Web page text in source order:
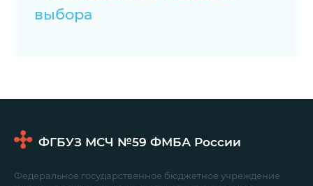
выбора
ФГБУЗ МСЧ №59 ФМБА России
Федеральное государственное бюджетное учреждение